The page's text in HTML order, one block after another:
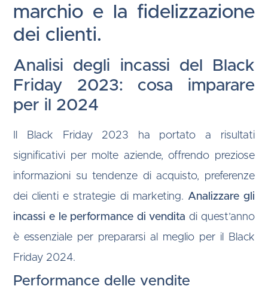
marchio e la fidelizzazione
dei clienti.
Analisi degli incassi del Black
Friday 2023: cosa imparare
per il 2024
Il Black Friday 2023 ha portato a risultati
significativi per molte aziende, offrendo preziose
informazioni su tendenze di acquisto, preferenze
dei clienti e strategie di marketing. Analizzare gli
incassi e le performance di vendita di quest’anno
è essenziale per prepararsi al meglio per il Black
Friday 2024.
Performance delle vendite